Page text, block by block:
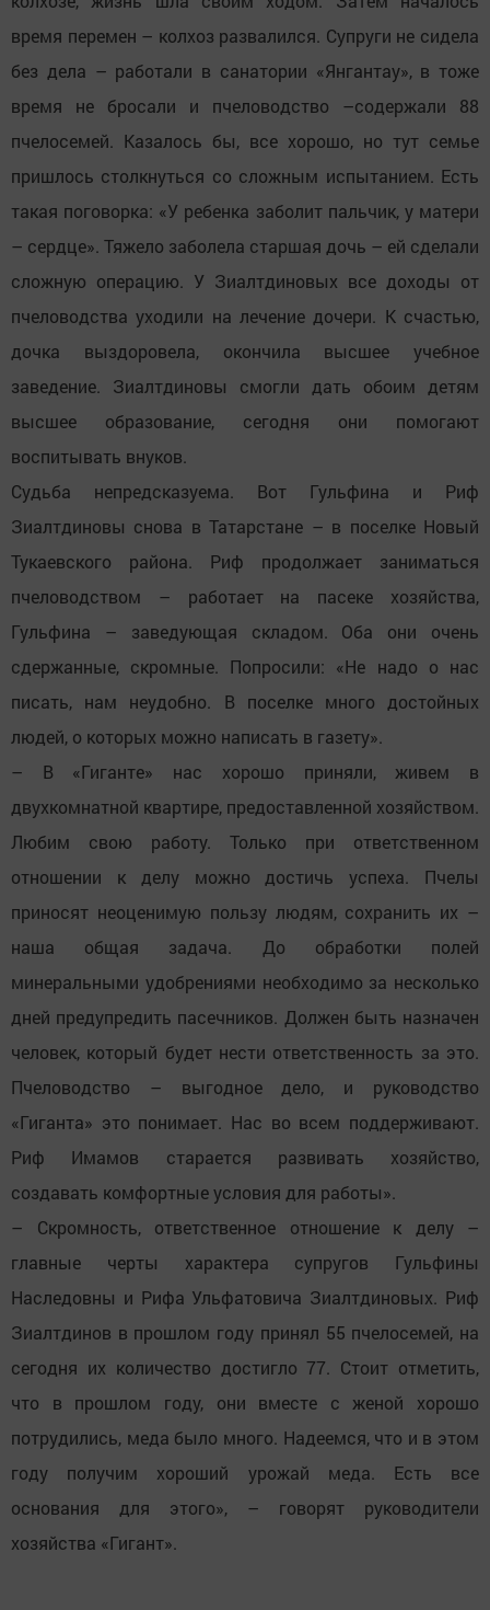
время перемен – колхоз развалился. Супруги не сидела
без дела – работали в санатории «Янгантау», в тоже
время не бросали и пчеловодство –содержали 88
пчелосемей. Казалось бы, все хорошо, но тут семье
пришлось столкнуться со сложным испытанием. Есть
такая поговорка: «У ребенка заболит пальчик, у матери
– сердце». Тяжело заболела старшая дочь – ей сделали
сложную операцию. У Зиалтдиновых все доходы от
пчеловодства уходили на лечение дочери. К счастью,
дочка выздоровела, окончила высшее учебное
заведение. Зиалтдиновы смогли дать обоим детям
высшее образование, сегодня они помогают
воспитывать внуков.
Судьба непредсказуема. Вот Гульфина и Риф
Зиалтдиновы снова в Татарстане – в поселке Новый
Тукаевского района. Риф продолжает заниматься
пчеловодством – работает на пасеке хозяйства,
Гульфина – заведующая складом. Оба они очень
сдержанные, скромные. Попросили: «Не надо о нас
писать, нам неудобно. В поселке много достойных
людей, о которых можно написать в газету».
– В «Гиганте» нас хорошо приняли, живем в
двухкомнатной квартире, предоставленной хозяйством.
Любим свою работу. Только при ответственном
отношении к делу можно достичь успеха. Пчелы
приносят неоценимую пользу людям, сохранить их –
наша общая задача. До обработки полей
минеральными удобрениями необходимо за несколько
дней предупредить пасечников. Должен быть назначен
человек, который будет нести ответственность за это.
Пчеловодство – выгодное дело, и руководство
«Гиганта» это понимает. Нас во всем поддерживают.
Риф Имамов старается развивать хозяйство,
создавать комфортные условия для работы».
– Скромность, ответственное отношение к делу –
главные черты характера супругов Гульфины
Наследовны и Рифа Ульфатовича Зиалтдиновых. Риф
Зиалтдинов в прошлом году принял 55 пчелосемей, на
сегодня их количество достигло 77. Стоит отметить,
что в прошлом году, они вместе с женой хорошо
потрудились, меда было много. Надеемся, что и в этом
году получим хороший урожай меда. Есть все
основания для этого», – говорят руководители
хозяйства «Гигант».